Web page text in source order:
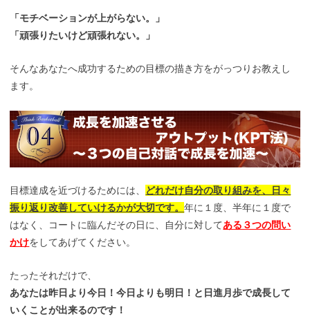
「モチベーションが上がらない。」
「頑張りたいけど頑張れない。」
そんなあなたへ成功するための目標の描き方をがっつりお教えし
ます。
目標達成を近づけるためには、
どれだけ自分の取り組みを、日々
振り返り改善していけるかが大切です。年に１度、半年に１度で
はなく、コートに臨んだその日に、自分に対してある３つの問い
かけをしてあげてください。
たったそれだけで、
あなたは昨日より今日！今日よりも明日！と日進月歩で成長して
いくことが出来るのです！